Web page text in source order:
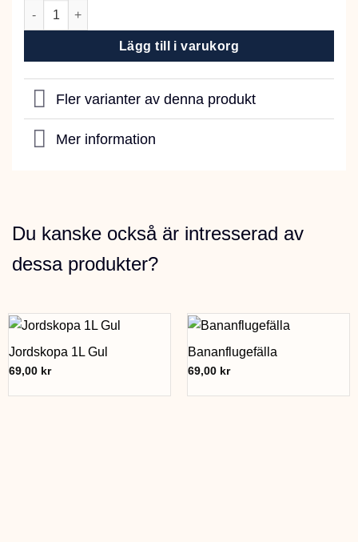
Rädisa, De dix-huit jours mängd
Lägg till i varukorg
Fler varianter av denna produkt
Mer information
Du kanske också är intresserad av
dessa produkter?
Jordskopa 1L Gul
69,00 kr
Bananflugefälla
69,00 kr